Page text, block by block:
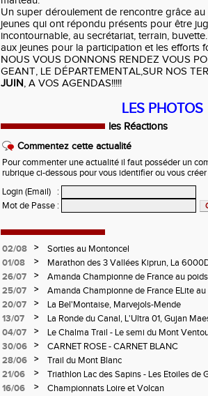
Un super déroulement de rencontre grâce
jeunes qui ont répondu présents pour être
incontournable, au secrétariat, terrain,
aux jeunes pour la participation et les efforts
NOUS VOUS DONNONS RENDEZ VOUS
GEANT, LE DÉPARTEMENTAL,SUR NOS
JUIN, A VOS AGENDAS!!!!!
LES PHOTOS
les Réactions
Commentez cette actualité
Pour commenter une actualité il faut posséder un
rubrique ci-dessous pour vous identifier ou vous
Login (Email)
:
Mot de Passe :
02/08 >
Sorties au Montoncel
01/08
>
Marathon des 3 Vallées Kiprun, La
Verticale d'Orcières, St Augustin
26/07 >
Amanda Championne de France au poids
25/07
>
Amanda Championne de France ELite
20/07
>
La Bel'Montaise, Marvejols-Mende
13/07
>
La Ronde du Canal, L'Ultra 01, Gujan
04/07
>
Le Chalma Trail - Le semi du Mont
Cublize - Les Passerelles de Monteynard
Pralognon La Vanoise
30/06 >
CARNET ROSE - CARNET BLANC
28/06
>
Trail du Mont Blanc
21/06
>
Triathlon Lac des Sapins - Les Etoiles de
16/06
>
Championnats Loire et Volcan